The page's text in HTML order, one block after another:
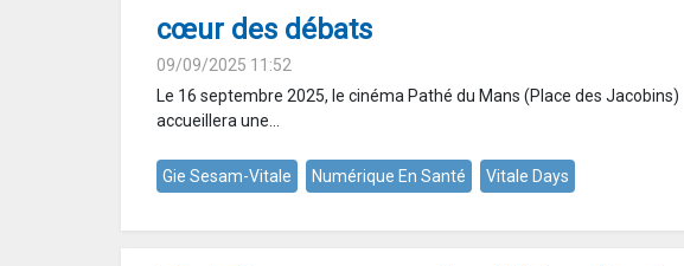
cœur des débats
09/09/2025 11:52
Le 16 septembre 2025, le cinéma Pathé du Mans (Place des Jacobins)
accueillera une...
Gie Sesam-Vitale Numérique En Santé Vitale Days